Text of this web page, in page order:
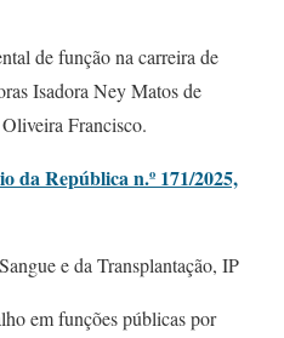
de função na carreira de
Isadora Ney Matos de
Francisco.
da República n.º 171/2025,
e da Transplantação, IP
em funções públicas por